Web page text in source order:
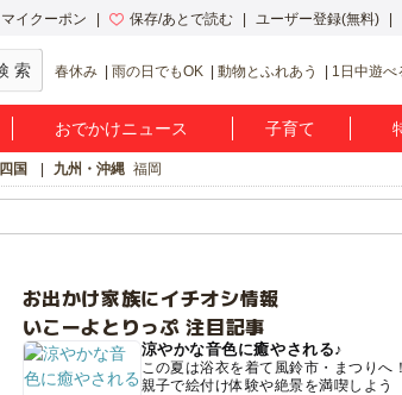
マイクーポン 保存/あとで読む ユーザー登録(無料)
春休み 雨の日でもOK 動物とふれあう 1日中遊べ
おでかけニュース 子育て
国 九州・沖縄 福岡
お出かけ家族にイチオシ情報
いこーよとりっぷ 注目記事
涼やかな音色に癒やされる♪
この夏は浴衣を着て風鈴市・まつりへ！
親子で絵付け体験や絶景を満喫しよう